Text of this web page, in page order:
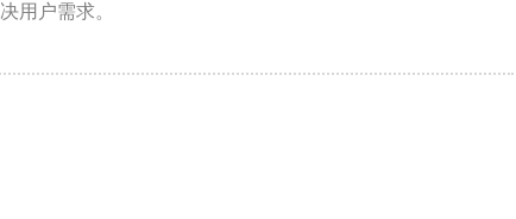
用户需求。